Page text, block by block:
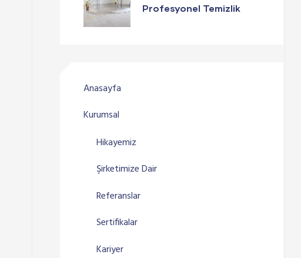
Profesyonel Temizlik
Anasayfa
Kurumsal
Hikayemiz
Şirketimize Dair
Referanslar
Sertifikalar
Kariyer